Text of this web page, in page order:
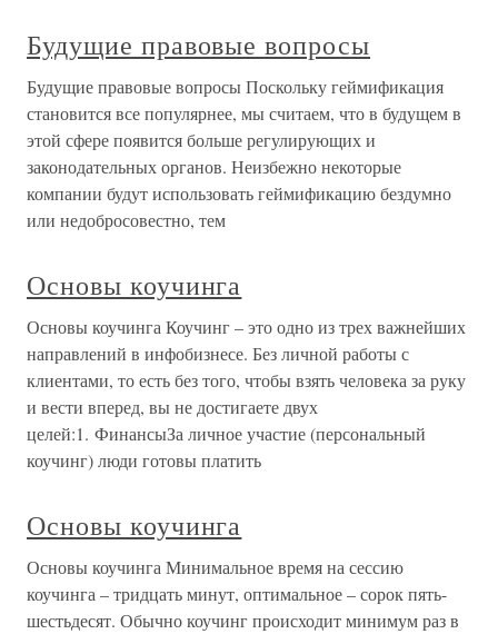
Будущие правовые вопросы
Будущие правовые вопросы Поскольку геймификация
становится все популярнее, мы считаем, что в будущем в
этой сфере появится больше регулирующих и
законодательных органов. Неизбежно некоторые
компании будут использовать геймификацию бездумно
или недобросовестно, тем
Основы коучинга
Основы коучинга Коучинг – это одно из трех важнейших
направлений в инфобизнесе. Без личной работы с
клиентами, то есть без того, чтобы взять человека за руку
и вести вперед, вы не достигаете двух
целей:1. ФинансыЗа личное участие (персональный
коучинг) люди готовы платить
Основы коучинга
Основы коучинга Минимальное время на сессию
коучинга – тридцать минут, оптимальное – сорок пять-
шестьдесят. Обычно коучинг происходит минимум раз в